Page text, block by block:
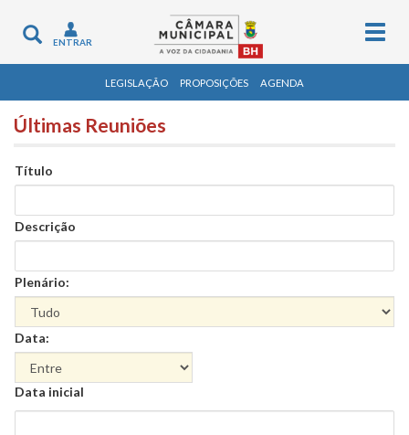
Toggle
navigation
ENTRAR
LEGISLAÇÃO PROPOSIÇÕES AGENDA
Últimas Reuniões
Título
Descrição
Plenário:
Data:
Data
Data inicial